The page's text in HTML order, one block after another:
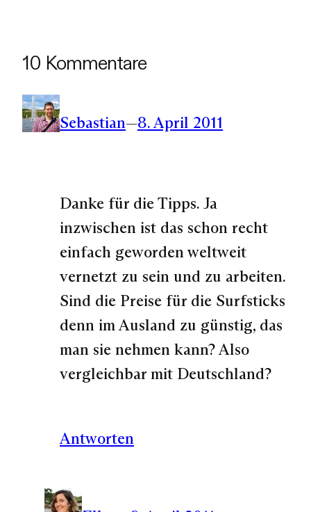
10 Kommentare
Sebastian—8. April 2011
Danke für die Tipps. Ja
inzwischen ist das schon recht
einfach geworden weltweit
vernetzt zu sein und zu arbeiten.
Sind die Preise für die Surfsticks
denn im Ausland zu günstig, das
man sie nehmen kann? Also
vergleichbar mit Deutschland?
Antworten